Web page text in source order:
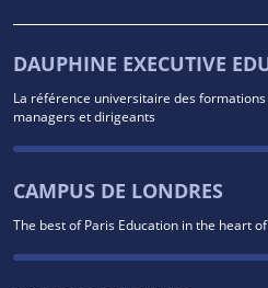
DAUPHINE EXECUTIVE
La référence universitaire des
managers et dirigeants
CAMPUS DE LONDRES
The best of Paris Education in the heart